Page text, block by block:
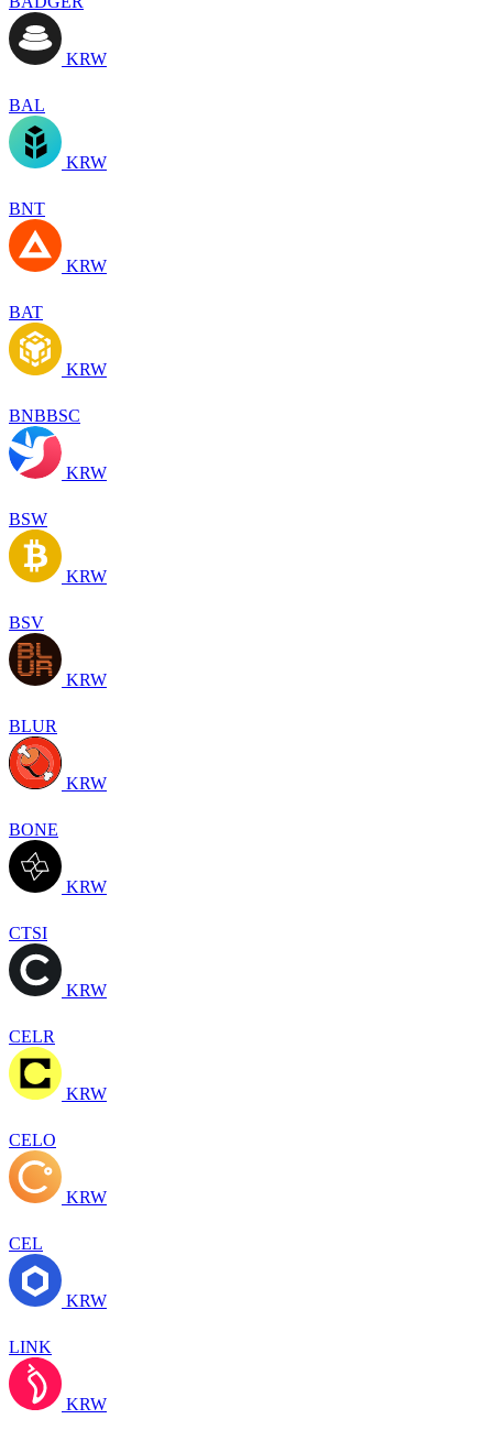
KRW
BAL
KRW
BNT
KRW
BAT
KRW
BNBBSC
KRW
BSW
KRW
BSV
KRW
BLUR
KRW
BONE
KRW
CTSI
KRW
CELR
KRW
CELO
KRW
CEL
KRW
LINK
KRW